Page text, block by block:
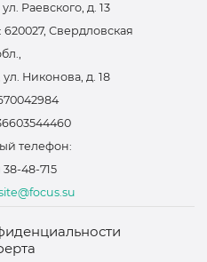
Раевского, д. 13
Свердловская
ул. Никонова, д. 18
телефон:
38-48-715